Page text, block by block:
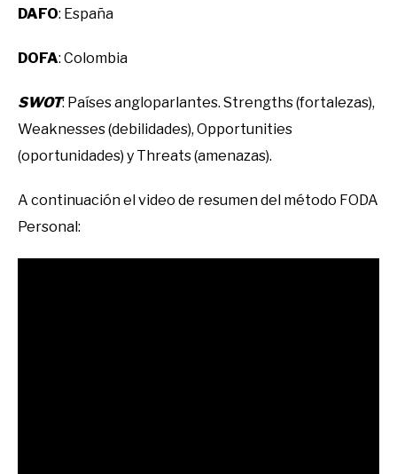
DAFO: España
DOFA: Colombia
SWOT: Países angloparlantes. Strengths (fortalezas),
Weaknesses (debilidades), Opportunities
(oportunidades) y Threats (amenazas).
A continuación el video de resumen del método FODA
Personal: